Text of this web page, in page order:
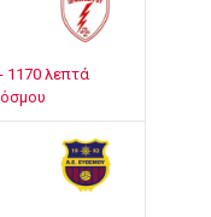
1170 λεπτά